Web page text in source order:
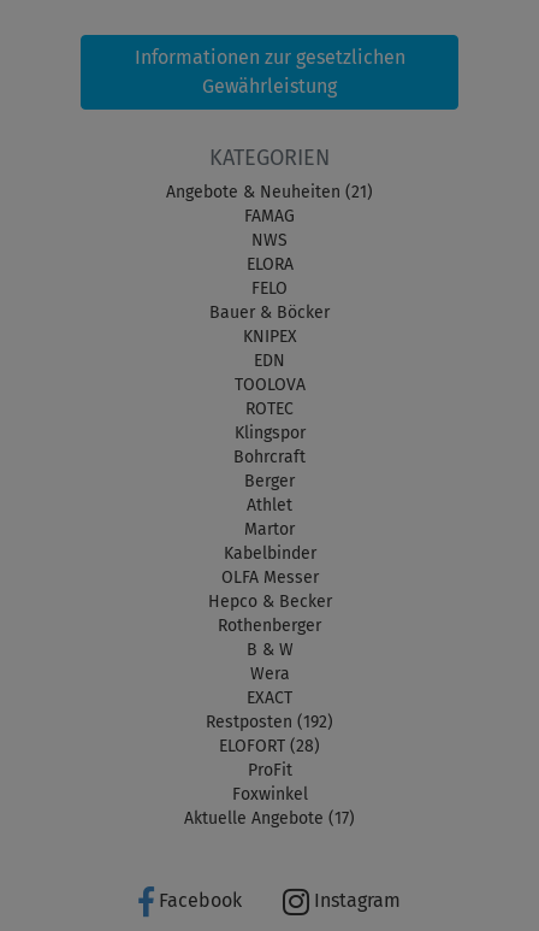
Informationen zur gesetzlichen
Gewährleistung
KATEGORIEN
Angebote & Neuheiten (21)
FAMAG
NWS
ELORA
FELO
Bauer & Böcker
KNIPEX
EDN
TOOLOVA
ROTEC
Klingspor
Bohrcraft
Berger
Athlet
Martor
Kabelbinder
OLFA Messer
Hepco & Becker
Rothenberger
B & W
Wera
EXACT
Restposten (192)
ELOFORT (28)
ProFit
Foxwinkel
Aktuelle Angebote (17)
Facebook Instagram